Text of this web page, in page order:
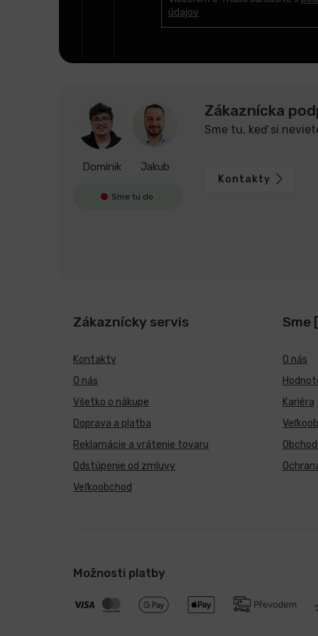
údajov
Dominik Jakub
Sme tu do
Zákaznícka
Sme tu, keď si
Kontakty
Zákaznícky servis
Kontakty
O nás
Všetko o nákupe
Doprava a platba
Reklamácie a vrátenie tovaru
Odstúpenie od zmluvy
Veľkoobchod
Sme
O nás
Kariéra
Možnosti platby